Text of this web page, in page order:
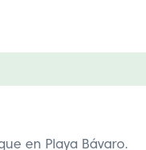
en Playa Bávaro.